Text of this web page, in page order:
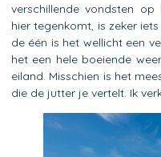
verschillende vondsten
hier tegenkomt, is zeker
de één is het wellicht een
het een hele boeiende
eiland. Misschien is het
die de jutter je vertelt. Ik